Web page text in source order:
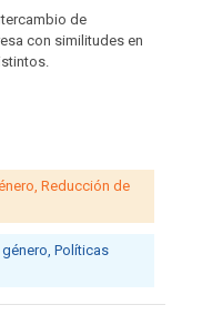
de
con similitudes en
Reducción de
Políticas